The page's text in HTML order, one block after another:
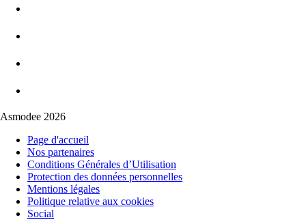
Asmodee 2026
Page d'accueil
Nos partenaires
Conditions Générales d’Utilisation
Protection des données personnelles
Mentions légales
Politique relative aux cookies
Social